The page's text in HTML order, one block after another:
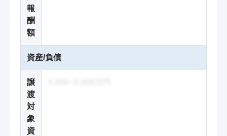
報
酬
額
資産/負債
譲
渡
対
象
資